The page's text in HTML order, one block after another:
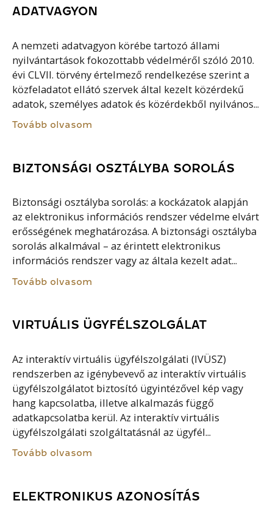
ADATVAGYON
A nemzeti adatvagyon körébe tartozó állami
nyilvántartások fokozottabb védelméről szóló 2010.
évi CLVII. törvény értelmező rendelkezése szerint a
közfeladatot ellátó szervek által kezelt közérdekű
adatok, személyes adatok és közérdekből nyilvános...
Tovább olvasom
BIZTONSÁGI OSZTÁLYBA SOROLÁS
Biztonsági osztályba sorolás: a kockázatok alapján
az elektronikus információs rendszer védelme elvárt
erősségének meghatározása. A biztonsági osztályba
sorolás alkalmával – az érintett elektronikus
információs rendszer vagy az általa kezelt adat...
Tovább olvasom
VIRTUÁLIS ÜGYFÉLSZOLGÁLAT
Az interaktív virtuális ügyfélszolgálati (IVÜSZ)
rendszerben az igénybevevő az interaktív virtuális
ügyfélszolgálatot biztosító ügyintézővel kép vagy
hang kapcsolatba, illetve alkalmazás függő
adatkapcsolatba kerül. Az interaktív virtuális
ügyfélszolgálati szolgáltatásnál az ügyfél...
Tovább olvasom
ELEKTRONIKUS AZONOSÍTÁS